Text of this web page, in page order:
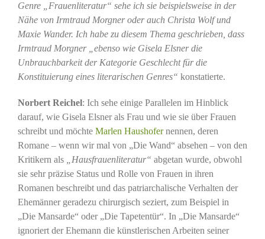
Genre „Frauenliteratur“ sehe ich sie beispielsweise in der
Nähe von Irmtraud Morgner oder auch Christa Wolf und
Maxie Wander. Ich habe zu diesem Thema geschrieben, dass
Irmtraud Morgner „ebenso wie Gisela Elsner die
Unbrauchbarkeit der Kategorie Geschlecht für die
Konstituierung eines literarischen Genres“ konstatierte.
Norbert Reichel: Ich sehe einige Parallelen im Hinblick
darauf, wie Gisela Elsner als Frau und wie sie über Frauen
schreibt und möchte Marlen Haushofernennen, deren
Romane – wenn wir mal von „Die Wand“ absehen – von den
Kritikern als
„Hausfrauenliteratur“ abgetan wurde, obwohl
sie sehr präzise Status und Rolle von Frauen in ihren
Romanen beschreibt und das patriarchalische Verhalten der
Ehemänner geradezu chirurgisch seziert, zum Beispiel in
„Die Mansarde“ oder „Die Tapetentür“. In „Die Mansarde“
ignoriert der Ehemann die künstlerischen Arbeiten seiner